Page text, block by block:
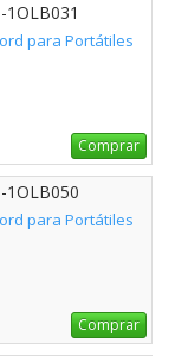
1OLB031
para Portátiles
Comprar
1OLB050
para Portátiles
Comprar